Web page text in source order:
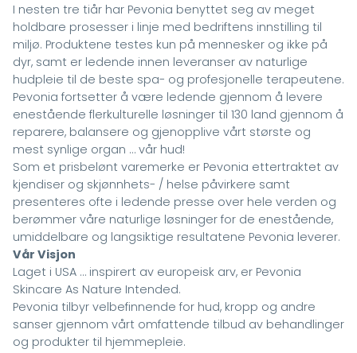
I nesten tre tiår har Pevonia benyttet seg av meget
holdbare prosesser i linje med bedriftens innstilling til
miljø. Produktene testes kun på mennesker og ikke på
dyr, samt er ledende innen leveranser av naturlige
hudpleie til de beste spa- og profesjonelle terapeutene.
Pevonia fortsetter å være ledende gjennom å levere
enestående flerkulturelle løsninger til 130 land gjennom å
reparere, balansere og gjenopplive vårt største og
mest synlige organ … vår hud!
Som et prisbelønt varemerke er Pevonia ettertraktet av
kjendiser og skjønnhets- / helse påvirkere samt
presenteres ofte i ledende presse over hele verden og
berømmer våre naturlige løsninger for de enestående,
umiddelbare og langsiktige resultatene Pevonia leverer.
Vår Visjon
Laget i USA … inspirert av europeisk arv, er Pevonia
Skincare As Nature Intended.
Pevonia tilbyr velbefinnende for hud, kropp og andre
sanser gjennom vårt omfattende tilbud av behandlinger
og produkter til hjemmepleie.